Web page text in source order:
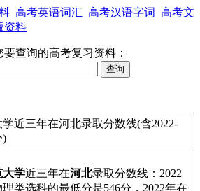
高考英语词汇 高考汉语字词 高考文
资料
要查询的高考复习资料：
近三年在河北录取分数线(含2022-
)
大学近三年在河北录取分数线：2022
类选科的最低分是546分，2022年在